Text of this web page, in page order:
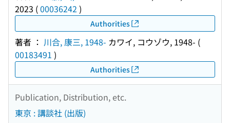
2023 (00036242 )
Authorities
著者 ： 川合, 康三, 1948- カワイ, コウゾウ, 1948- (
00183491 )
Authorities
Publication, Distribution, etc.
東京 : 講談社 (出版)